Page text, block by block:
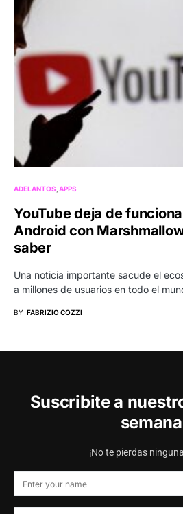
ADELANTOS APPS
YouTube deja de
Android con
saber
Una noticia importante sacude el
a millones de usuarios en todo el
BY FABRIZIO COZZI
Suscribite a
¡No te pierdas